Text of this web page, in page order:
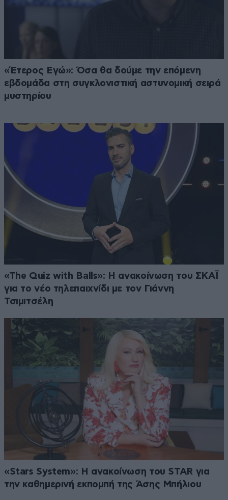
«Έτερος Εγώ»: Όσα θα δούμε την επόμενη
εβδομάδα στη συγκλονιστική αστυνομική σειρά
μυστηρίου
«The Quiz with Balls»: Η ανακοίνωση του ΣΚΑΪ
για το νέο τηλεπαιχνίδι με τον Γιάννη
Τσιμιτσέλη
«Stars System»: Η ανακοίνωση του STAR για
την καθημερινή εκπομπή της Άσης Μπήλιου